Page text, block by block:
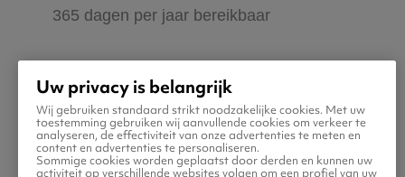
365 dagen per jaar bereikbaar
Boek ook direct een hotel of huurauto voor
in Iki
Uw privacy is belangrijk
Wij gebruiken standaard strikt noodzakelijke cookies. Met uw
toestemming gebruiken wij aanvullende cookies om verkeer te
analyseren, de effectiviteit van onze advertenties te meten en
content en advertenties te personaliseren.
Sommige cookies worden geplaatst door derden en kunnen uw
activiteit op verschillende websites volgen om een profiel van uw